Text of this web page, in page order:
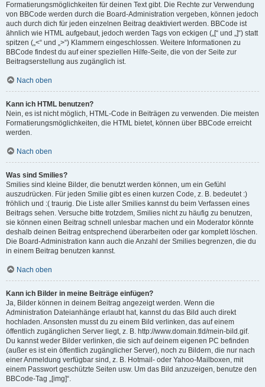
Formatierungsmöglichkeiten für deinen Text gibt. Die Rechte zur Verwendung
von BBCode werden durch die Board-Administration vergeben, können jedoch
auch durch dich für jeden einzelnen Beitrag deaktiviert werden. BBCode ist
ähnlich wie HTML aufgebaut, jedoch werden Tags von eckigen („[“ und „]“) statt
spitzen („<“ und „>“) Klammern eingeschlossen. Weitere Informationen zu
BBCode findest du auf einer speziellen Hilfe-Seite, die von der Seite zur
Beitragserstellung aus zugänglich ist.
Nach oben
Kann ich HTML benutzen?
Nein, es ist nicht möglich, HTML-Code in Beiträgen zu verwenden. Die meisten
Formatierungsmöglichkeiten, die HTML bietet, können über BBCode erreicht
werden.
Nach oben
Was sind Smilies?
Smilies sind kleine Bilder, die benutzt werden können, um ein Gefühl
auszudrücken. Für jeden Smilie gibt es einen kurzen Code, z. B. bedeutet :)
fröhlich und :( traurig. Die Liste aller Smilies kannst du beim Verfassen eines
Beitrags sehen. Versuche bitte trotzdem, Smilies nicht zu häufig zu benutzen,
sie können einen Beitrag schnell unlesbar machen und ein Moderator könnte
deshalb deinen Beitrag entsprechend überarbeiten oder gar komplett löschen.
Die Board-Administration kann auch die Anzahl der Smilies begrenzen, die du
in einem Beitrag benutzen kannst.
Nach oben
Kann ich Bilder in meine Beiträge einfügen?
Ja, Bilder können in deinem Beitrag angezeigt werden. Wenn die
Administration Dateianhänge erlaubt hat, kannst du das Bild auch direkt
hochladen. Ansonsten musst du zu einem Bild verlinken, das auf einem
öffentlich zugänglichen Server liegt, z. B. http://www.domain.tld/mein-bild.gif.
Du kannst weder Bilder verlinken, die sich auf deinem eigenen PC befinden
(außer es ist ein öffentlich zugänglicher Server), noch zu Bildern, die nur nach
einer Anmeldung verfügbar sind, z. B. Hotmail- oder Yahoo-Mailboxen, mit
einem Passwort geschützte Seiten usw. Um das Bild anzuzeigen, benutze den
BBCode-Tag „[img]“.